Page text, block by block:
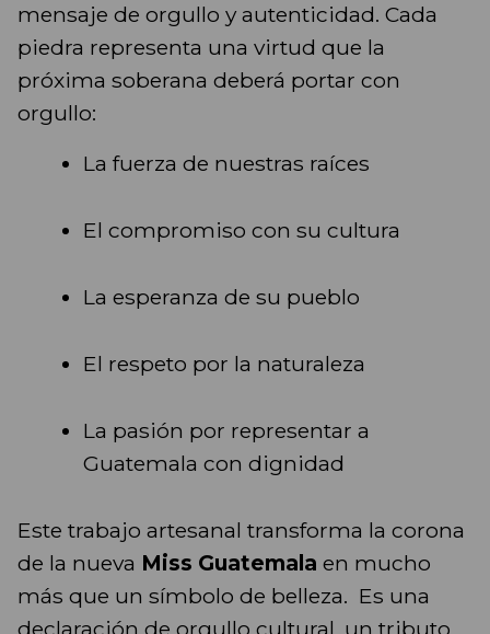
mensaje de orgullo y autenticidad. Cada
piedra representa una virtud que la
próxima soberana deberá portar con
orgullo:
La fuerza de nuestras raíces
El compromiso con su cultura
La esperanza de su pueblo
El respeto por la naturaleza
La pasión por representar a
Guatemala con dignidad
Este trabajo artesanal transforma la corona
de la nueva Miss Guatemala en mucho
más que un símbolo de belleza. Es una